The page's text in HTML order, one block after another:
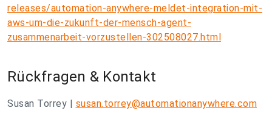
releases/automation-anywhere-meldet-integration-mit-
aws-um-die-zukunft-der-mensch-agent-
zusammenarbeit-vorzustellen-302508027.html
Rückfragen & Kontakt
Susan Torrey | susan.torrey@automationanywhere.com